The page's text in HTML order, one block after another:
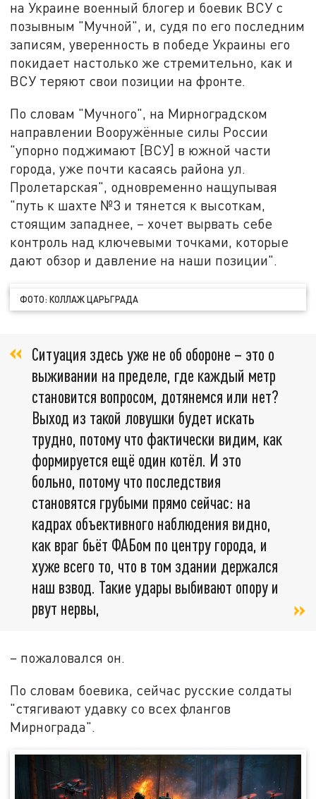
на Украине военный блогер и боевик ВСУ с
позывным "Мучной", и, судя по его последним
записям, уверенность в победе Украины его
покидает настолько же стремительно, как и
ВСУ теряют свои позиции на фронте.
По словам "Мучного", на Мирноградском
направлении Вооружённые силы России
"упорно поджимают [ВСУ] в южной части
города, уже почти касаясь района ул.
Пролетарская", одновременно нащупывая
"путь к шахте №3 и тянется к высоткам,
стоящим западнее, – хочет вырвать себе
контроль над ключевыми точками, которые
дают обзор и давление на наши позиции".
ФОТО: КОЛЛАЖ ЦАРЬГРАДА
Ситуация здесь уже не об обороне – это о
выживании на пределе, где каждый метр
становится вопросом, дотянемся или нет?
Выход из такой ловушки будет искать
трудно, потому что фактически видим, как
формируется ещё один котёл. И это
больно, потому что последствия
становятся грубыми прямо сейчас: на
кадрах объективного наблюдения видно,
как враг бьёт ФАБом по центру города, и
хуже всего то, что в том здании держался
наш взвод. Такие удары выбивают опору и
рвут нервы,
– пожаловался он.
По словам боевика, сейчас русские солдаты
"стягивают удавку со всех флангов
Мирнограда".